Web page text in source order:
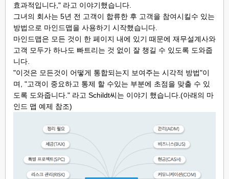
효과적입니다," 라고 이야기했습니다.
그녀의 회사는 5년 전 고객이 합류한 후 고객을 참여시킬수 있는
방법으로 마인드맵을 사용하기 시작했습니다.
마인드맵은 모든 것이 한 페이지 내에 있기 때문에 재무설계사와
고객 모두가 하나도 빠트리는 것 없이 잘 챙길 수 있도록 도와줍
니다.
"이것은 모든것이 어떻게 통합되는지 보여주는 시각적 방법"이
며, "고객이 중요하고 통제 할 수있는 부분에 초점을 맞출 수 있
도록 도와줍니다." 라고 Schildt씨는 이야기 했습니다.(아래의 마
인드 맵 예제 참조)